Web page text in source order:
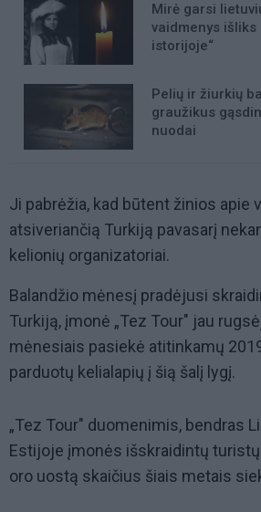
Mirė garsi
vaidmenys
istorijoje“
Pelių ir žiurkių
graužikus
nuodai
Ji pabrėžia, kad būtent žinios apie
atsiveriančią Turkiją pavasarį
kelionių organizatoriai.
Balandžio mėnesį pradėjusi
Turkiją, įmonė „Tez Tour" jau
mėnesiais pasiekė atitinkamų
parduotų kelialapių į šią šalį lygį.
„Tez Tour" duomenimis, bendras
Estijoje įmonės išskraidintų
oro uostą skaičius šiais metais